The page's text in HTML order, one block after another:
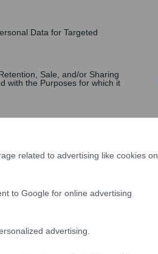
Data for Targeted
Sale, and/or Sharing
with the Purposes for which it
related to advertising like cookies on
to Google for online advertising
advertising.